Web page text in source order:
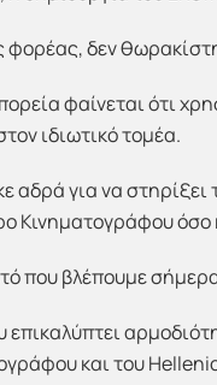
δεν
φαίνεται ότι
ιδιωτικό τομέα.
για να στηρίξει
Κινηματογράφου
που βλέπουμε
και του